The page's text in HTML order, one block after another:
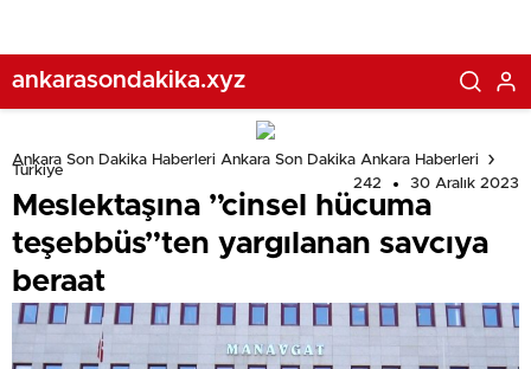
ankarasondakika.xyz
Ankara Son Dakika Haberleri Ankara Son Dakika Ankara Haberleri
Türkiye
242
30 Aralık 2023
Meslektaşına ”cinsel hücuma
teşebbüs”ten yargılanan savcıya
beraat